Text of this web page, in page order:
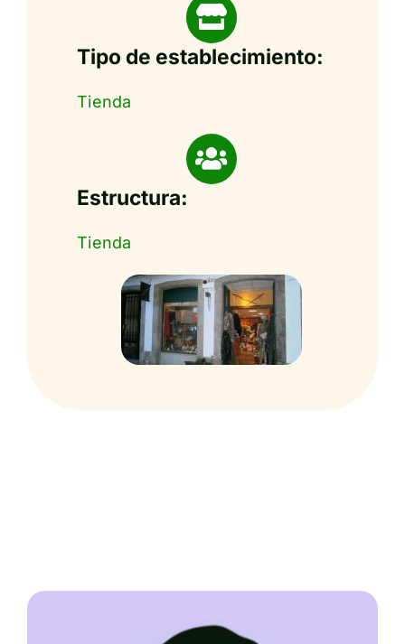
Tipo de establecimiento:
Tienda
Estructura:
Tienda